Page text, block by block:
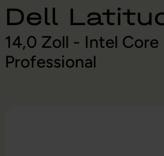
Dell
14,0 Zoll - Intel Core
Professional